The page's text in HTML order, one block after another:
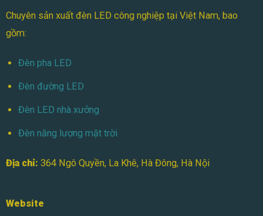
Chuyên sản xuất đèn LED công nghiệp tại Việt Nam, bao
gồm:
Đèn pha LED
Đèn đường LED
Đèn LED nhà xưởng
Đèn năng lượng mặt trời
Địa chỉ: 364 Ngô Quyền, La Khê, Hà Đông, Hà Nội
Website